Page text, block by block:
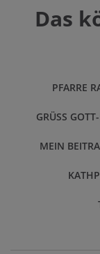
Das
PFARRE
GRÜSS
MEIN